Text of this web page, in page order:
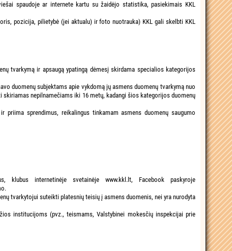
spaudoje ar internete kartu su žaidėjo statistika, pasiekimais KKL
pozicija, pilietybė (jei aktualu) ir foto nuotrauka) KKL gali skelbti KKL
tvarkymą ir apsaugą ypatingą dėmesį skirdama specialios kategorijos
duomenų subjektams apie vykdomą jų asmens duomenų tvarkymą nuo
nepilnamečiams iki 16 metų, kadangi šios kategorijos duomenų
sprendimus, reikalingus tinkamam asmens duomenų saugumo
internetinėje svetainėje www.kkl.lt, Facebook paskyroje
tvarkytojui suteikti platesnių teisių į asmens duomenis, nei yra nurodyta
institucijoms (pvz., teismams, Valstybinei mokesčių inspekcijai prie